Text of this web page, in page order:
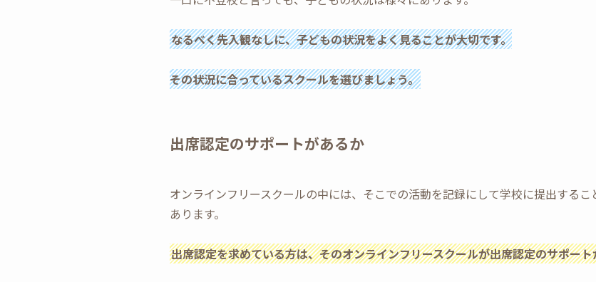
なるべく先入観なしに、子どもの状況をよく見ることが大切です。
その状況に合っているスクールを選びましょう。
出席認定のサポートがあるか
オンラインフリースクールの中には、そこでの活動を記録にして学校に提出する
あります。
出席認定を求めている方は、そのオンラインフリースクールが出席認定のサポー